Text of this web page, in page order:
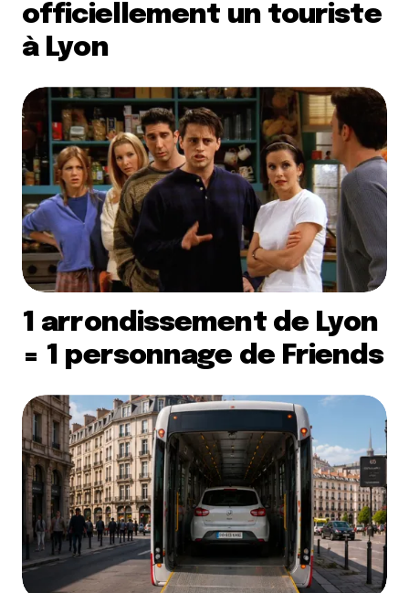
officiellement un touriste
à Lyon
1 arrondissement de Lyon
= 1 personnage de Friends